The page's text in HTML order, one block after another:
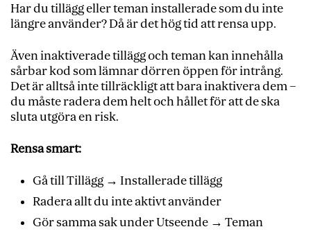
Har du tillägg eller teman installerade som du inte
längre använder? Då är det hög tid att rensa upp.
Även inaktiverade tillägg och teman kan innehålla
sårbar kod som lämnar dörren öppen för intrång.
Det är alltså inte tillräckligt att bara inaktivera dem –
du måste radera dem helt och hållet för att de ska
sluta utgöra en risk.
Rensa smart:
Gå till Tillägg → Installerade tillägg
Radera allt du inte aktivt använder
Gör samma sak under Utseende → Teman